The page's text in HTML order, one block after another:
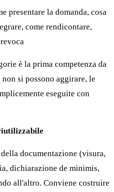
presentare la domanda, cosa
come rendicontare,
è la prima competenza da
si possono aggirare, le
eseguite con
documentazione (visura,
dichiarazione de minimis,
all'altro. Conviene costruire